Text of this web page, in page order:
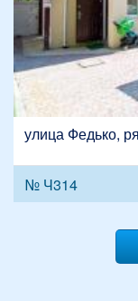
улица Федько,
№ Ч314